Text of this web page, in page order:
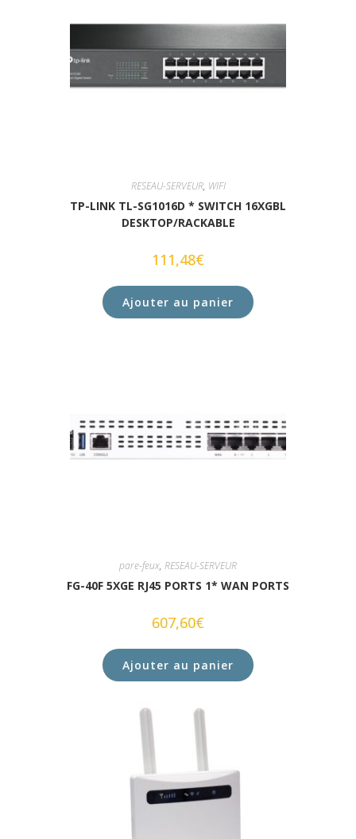
RESEAU-SERVEUR, WIFI
TP-LINK TL-SG1016D * SWITCH 16XGBL
DESKTOP/RACKABLE
111,48€
Ajouter au panier
pare-feux, RESEAU-SERVEUR
FG-40F 5XGE RJ45 PORTS 1* WAN PORTS
607,60€
Ajouter au panier